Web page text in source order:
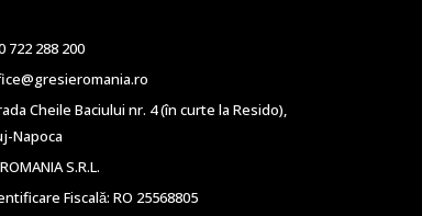
722 288 200
Cheile Baciului nr. 4 (în curte la Resido),
Napoca
S.R.L.
Fiscală: RO 25568805